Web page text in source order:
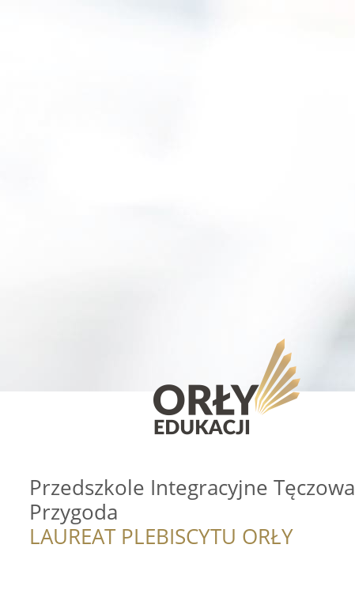
Przedszkole Integracyjne Tęczowa
Przygoda
LAUREAT PLEBISCYTU ORŁY